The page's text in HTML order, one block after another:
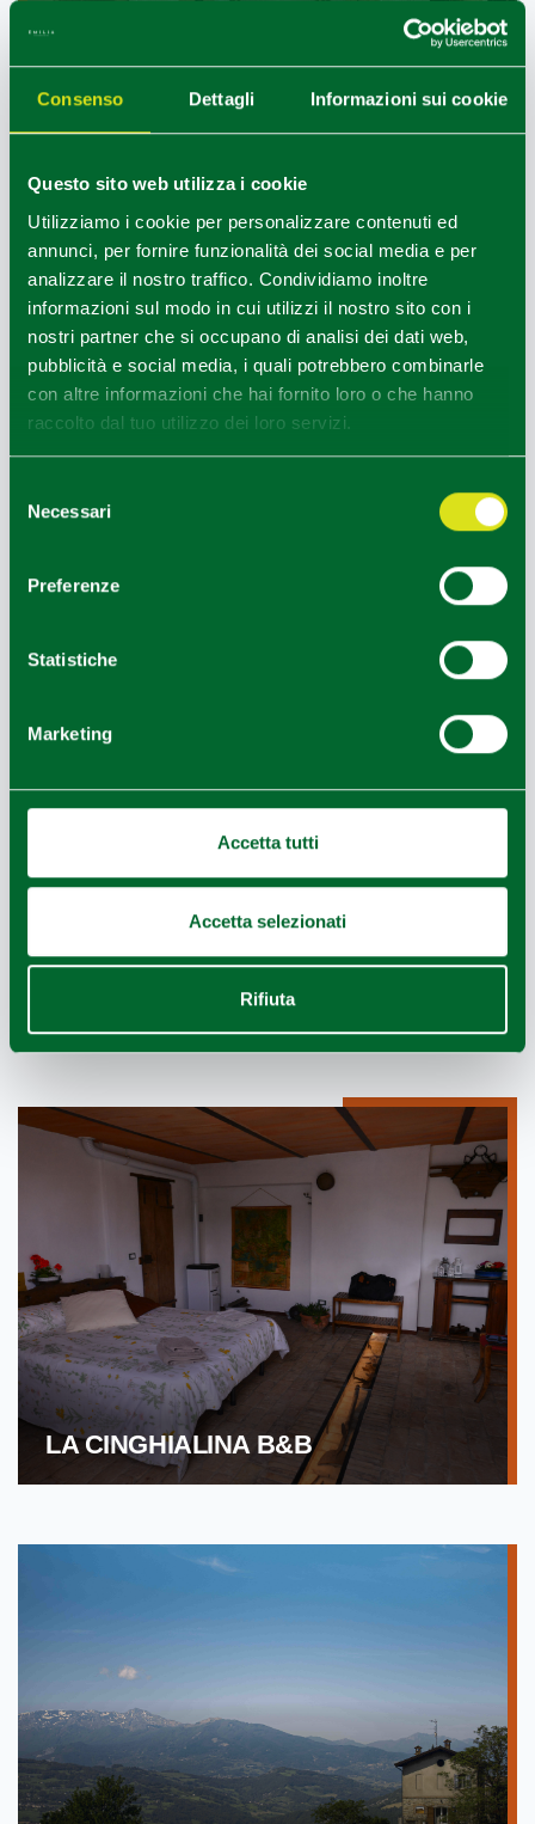
Consenso Dettagli Informazioni sui cookie
Questo sito web utilizza i cookie
Utilizziamo i cookie per personalizzare contenuti ed
annunci, per fornire funzionalità dei social media e per
analizzare il nostro traffico. Condividiamo inoltre
informazioni sul modo in cui utilizzi il nostro sito con i
nostri partner che si occupano di analisi dei dati web,
pubblicità e social media, i quali potrebbero combinarle
con altre informazioni che hai fornito loro o che hanno
raccolto dal tuo utilizzo dei loro servizi.
delNecessari
Preferenze
Statistiche
Marketing
Accetta tutti
Accetta selezionati
Rifiuta
GRAND HOTEL PARMA
LOCANDA LA CONCIA
LA CINGHIALINA B&B